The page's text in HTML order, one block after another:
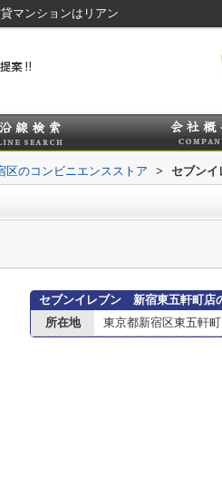
マンションはリアン
区のコンビニエンスストア > セブン
セブンイレブン 新宿東五軒町店
所在地
東京都新宿区東五軒町